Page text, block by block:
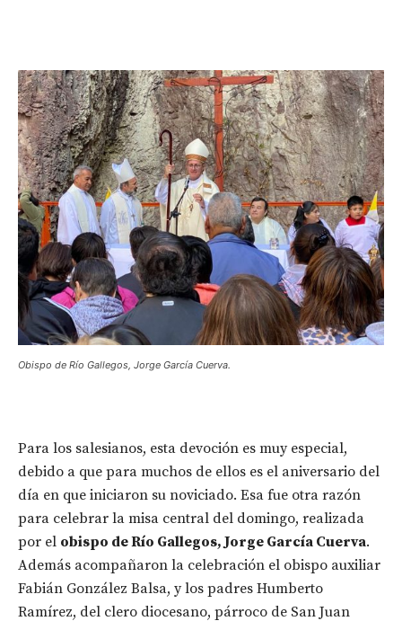
Obispo de Río Gallegos, Jorge García Cuerva.
Para los salesianos, esta devoción es muy especial,
debido a que para muchos de ellos es el aniversario del
día en que iniciaron su noviciado. Esa fue otra razón
para celebrar la misa central del domingo, realizada
por el obispo de Río Gallegos, Jorge García Cuerva.
Además acompañaron la celebración el obispo auxiliar
Fabián González Balsa, y los padres Humberto
Ramírez, del clero diocesano, párroco de San Juan